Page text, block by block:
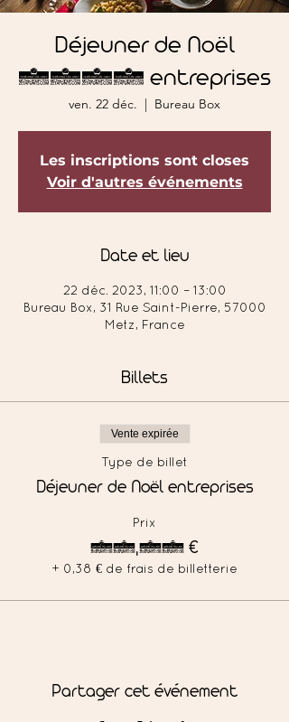
Déjeuner de Noël
2023 entreprises
ven. 22 déc.
  |
Bureau Box
Les inscriptions sont closes
Voir d'autres événements
Date et lieu
22 déc. 2023, 11:00 – 13:00
Bureau Box, 31 Rue Saint-Pierre, 57000
Metz, France
Billets
Vente expirée
Type de billet
Déjeuner de Noël entreprises
Prix
15,00 €
+ 0,38 € de frais de billetterie
Partager cet événement